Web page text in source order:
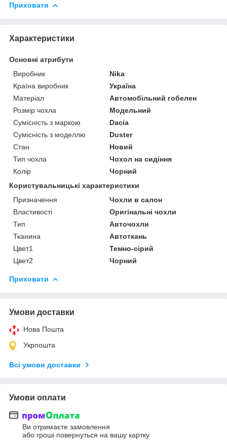
Приховати
Характеристики
Основні атрибути
Виробник
Nika
Країна виробник
Україна
Матеріал
Автомобільний гобелен
Розмір чохла
Модельний
Сумісність з маркою
Dacia
Сумісність з моделлю
Duster
Стан
Новий
Тип чохла
Чохол на сидіння
Колір
Чорний
Користувальницькі характеристики
Призначення
Чохли в салон
Властивості
Оригінальні чохли
Тип
Авточохли
Тканина
Автоткань
Цвет1
Темно-сірий
Цвет2
Чорний
Приховати
Умови доставки
Нова Пошта
Укрпошта
Всі умови доставки
Умови оплати
Ви отримаєте замовлення
або гроші повернуться на вашу картку